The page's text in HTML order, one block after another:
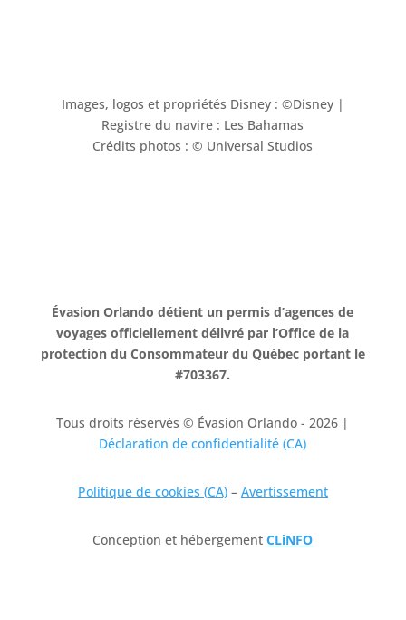
Images, logos et propriétés Disney : ©Disney |
Registre du navire : Les Bahamas
Crédits photos : © Universal Studios
Évasion Orlando détient un permis d’agences de
voyages officiellement délivré par l’Office de la
protection du Consommateur du Québec portant le
#703367.
Tous droits réservés © Évasion Orlando - 2026 |
Déclaration de confidentialité (CA)
Politique de cookies (CA)– Avertissement
Conception et hébergementCLiNFO